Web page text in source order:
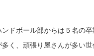
ボール部からは５名の卒
く、頑張り屋さんが多い世